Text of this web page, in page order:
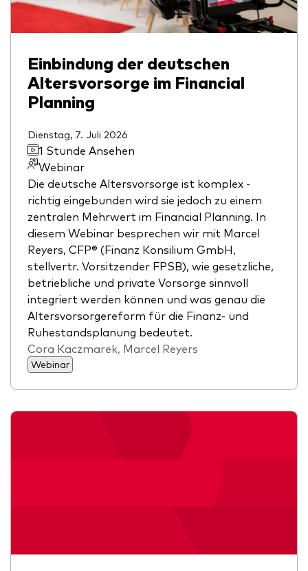
Einbindung der deutschen
Altersvorsorge im Financial
Planning
Dienstag, 7. Juli 2026
1 Stunde Ansehen
Webinar
Die deutsche Altersvorsorge ist komplex -
richtig eingebunden wird sie jedoch zu einem
zentralen Mehrwert im Financial Planning. In
diesem Webinar besprechen wir mit Marcel
Reyers, CFP® (Finanz Konsilium GmbH,
stellvertr. Vorsitzender FPSB), wie gesetzliche,
betriebliche und private Vorsorge sinnvoll
integriert werden können und was genau die
Altersvorsorgereform für die Finanz- und
Ruhestandsplanung bedeutet.
Cora Kaczmarek, Marcel Reyers
Webinar